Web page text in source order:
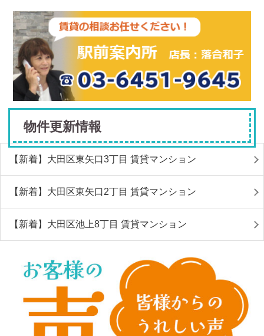
物件更新情報
【新着】大田区東矢口3丁目 賃貸マンション
【新着】大田区東矢口2丁目 賃貸マンション
【新着】大田区池上8丁目 賃貸マンション